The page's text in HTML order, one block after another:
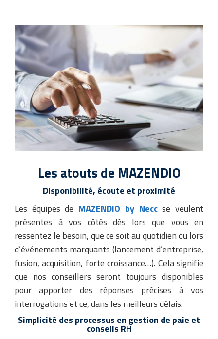
Les atouts de MAZENDIO
Disponibilité, écoute et proximité
Les équipes de MAZENDIO by Neccse veulent
présentes à vos côtés dès lors que vous en
ressentez le besoin, que ce soit au quotidien ou lors
d’événements marquants (lancement d’entreprise,
fusion, acquisition, forte croissance…). Cela signifie
que nos conseillers seront toujours disponibles
pour apporter des réponses précises à vos
interrogations et ce, dans les meilleurs délais.
Simplicité des processus en gestion de paie et
conseils RH